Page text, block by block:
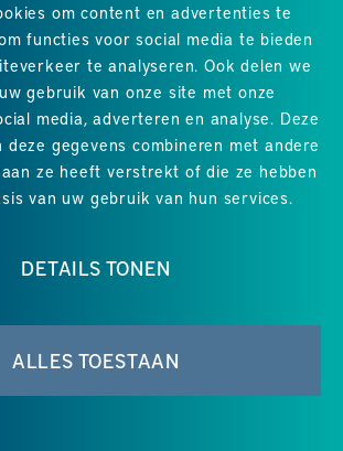
om content en advertenties te
functies voor social media te bieden
te analyseren. Ook delen we
gebruik van onze site met onze
media, adverteren en analyse. Deze
gegevens combineren met andere
ze heeft verstrekt of die ze hebben
van uw gebruik van hun services.
DETAILS TONEN
ALLES TOESTAAN
4.8uit 5 van24Google-reviews
Hart Service • Disclaimer